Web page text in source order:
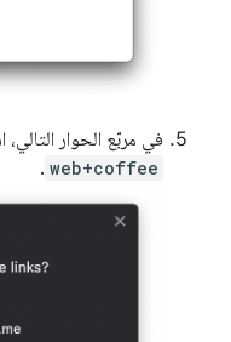
في مربّع الحوار
web+coffee
.